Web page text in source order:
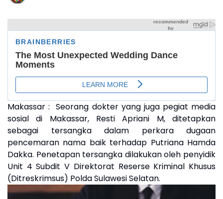
Makassar : Seorang dokter yang juga pegiat media
sosial di Makassar, Resti Apriani M, ditetapkan
sebagai tersangka dalam perkara dugaan
pencemaran nama baik terhadap Putriana Hamda
Dakka. Penetapan tersangka dilakukan oleh penyidik
Unit 4 Subdit V Direktorat Reserse Kriminal Khusus
(Ditreskrimsus) Polda Sulawesi Selatan.